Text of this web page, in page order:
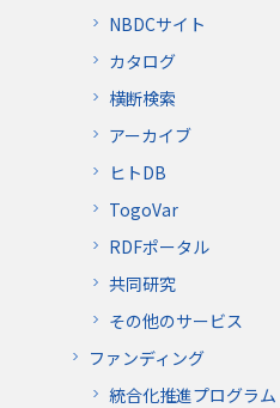
NBDCサイト
カタログ
横断検索
アーカイブ
ヒトDB
TogoVar
RDFポータル
共同研究
その他のサービス
ファンディング
統合化推進プログラム